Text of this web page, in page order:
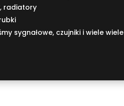
radiatory
sygnałowe, czujniki i wiele wiele